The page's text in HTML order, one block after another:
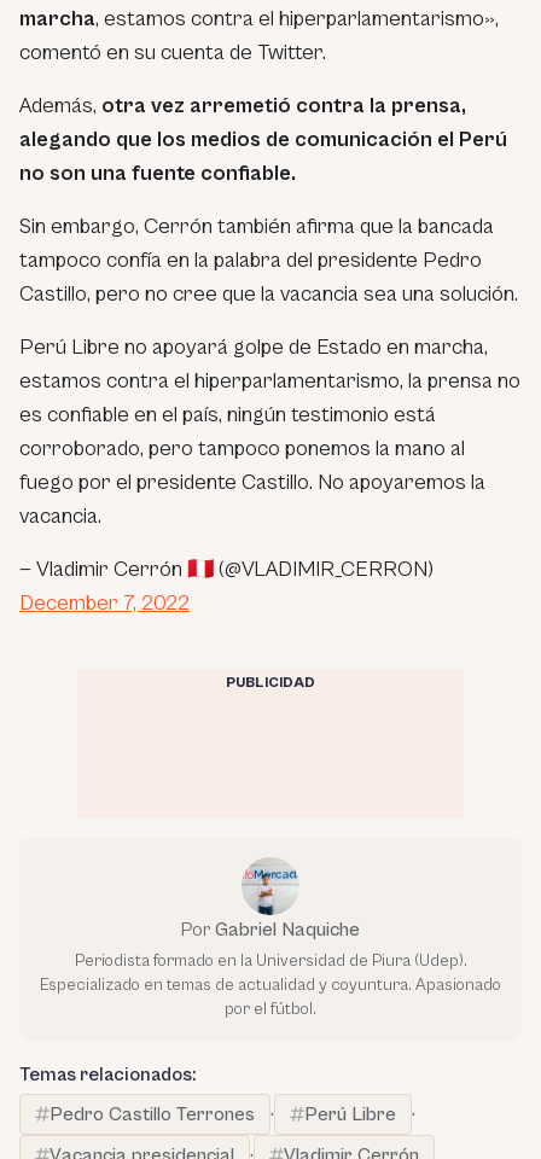
marcha, estamos contra el hiperparlamentarismo»,
comentó en su cuenta de Twitter.
Además, otra vez arremetió contra la prensa,
alegando que los medios de comunicación el Perú
no son una fuente confiable.
Sin embargo, Cerrón también afirma que la bancada
tampoco confía en la palabra del presidente Pedro
Castillo, pero no cree que la vacancia sea una solución.
Perú Libre no apoyará golpe de Estado en marcha,
estamos contra el hiperparlamentarismo, la prensa no
es confiable en el país, ningún testimonio está
corroborado, pero tampoco ponemos la mano al
fuego por el presidente Castillo. No apoyaremos la
vacancia.
— Vladimir Cerrón 🇵🇪 (@VLADIMIR_CERRON)
December 7, 2022
PUBLICIDAD
Por Gabriel Naquiche
Periodista formado en la Universidad de Piura (Udep).
Especializado en temas de actualidad y coyuntura. Apasionado
por el fútbol.
Temas relacionados:
Pedro Castillo Terrones
· Perú Libre
·